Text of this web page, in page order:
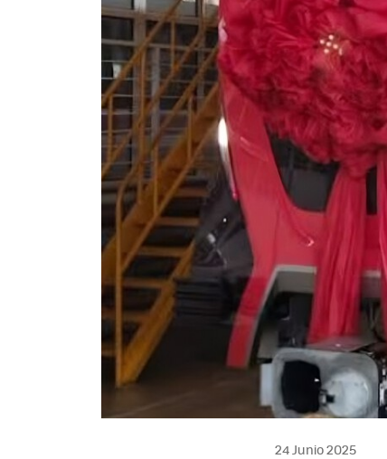
24 Junio 2025